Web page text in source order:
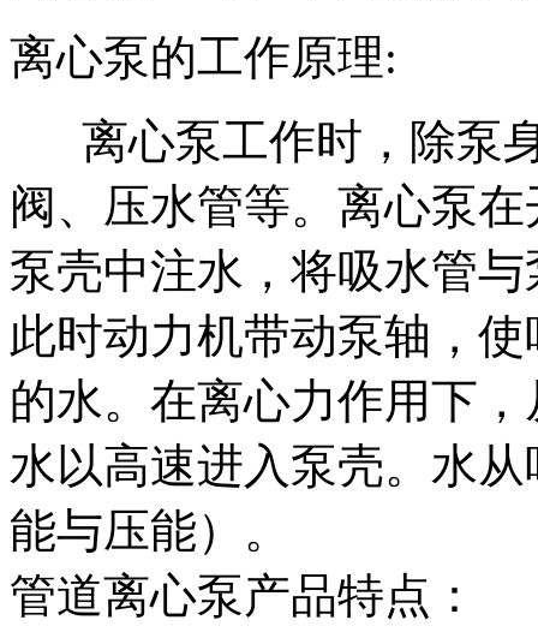
离心泵的工作原理:
离心泵工作时，除泵
阀、压水管等。离心泵
泵壳中注水，将吸水管
此时动力机带动泵轴，
的水。在离心力作用下
水以高速进入泵壳。水
能与压能）。
管道离心泵产品特点：